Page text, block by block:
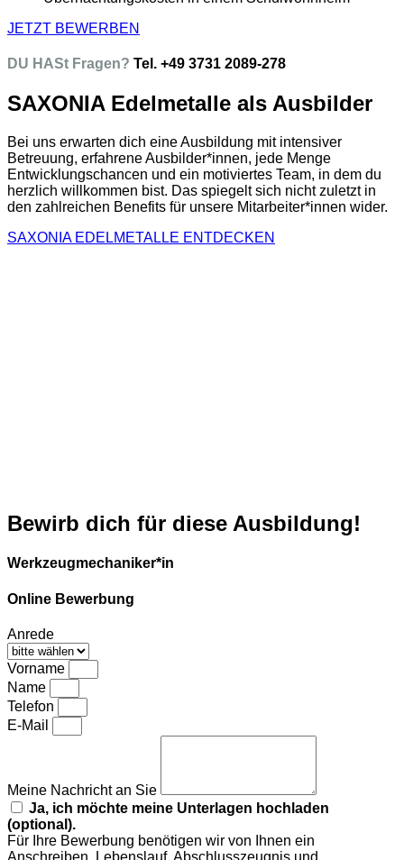
JETZT BEWERBEN
DU HASt Fragen? Tel. +49 3731 2089-278
SAXONIA Edelmetalle als Ausbilder
Bei uns erwarten dich eine Ausbildung mit intensiver
Betreuung, erfahrene Ausbilder*innen, jede Menge
Entwicklungschancen und ein motiviertes Team, in dem du
herzlich willkommen bist. Das spiegelt sich nicht zuletzt in
den zahlreichen Benefits für unsere Mitarbeiter*innen wider.
SAXONIA EDELMETALLE ENTDECKEN
Bewirb dich für diese Ausbildung!
Werkzeugmechaniker*in
Online Bewerbung
Anrede
Vorname
Name
Telefon
E-Mail
Meine Nachricht an Sie
Ja, ich möchte meine Unterlagen hochladen
(optional).
Für Ihre Bewerbung benötigen wir von Ihnen ein
Anschreiben, Lebenslauf, Abschlusszeugnis und